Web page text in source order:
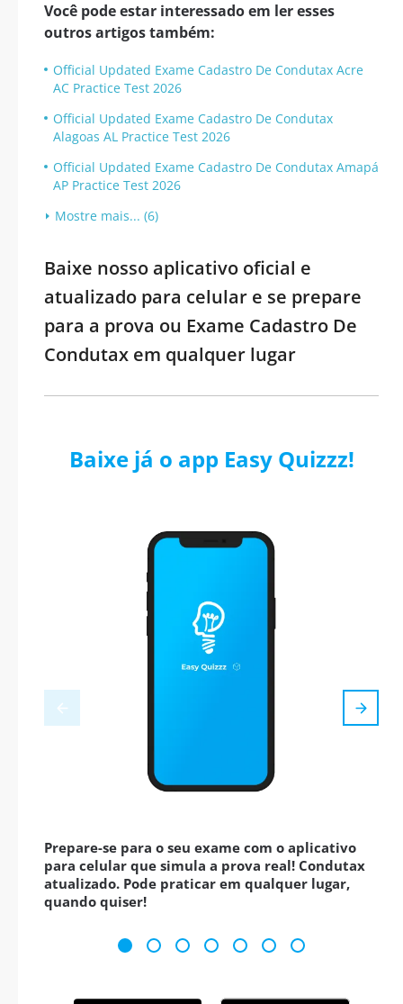
Você pode estar interessado em ler esses
outros artigos também:
Official Updated Exame Cadastro De Condutax Acre
AC Practice Test 2026
Official Updated Exame Cadastro De Condutax
Alagoas AL Practice Test 2026
Official Updated Exame Cadastro De Condutax Amapá
AP Practice Test 2026
Mostre mais... (6)
Baixe nosso aplicativo oficial e
atualizado para celular e se prepare
para a prova ou Exame Cadastro De
Condutax em qualquer lugar
Baixe já o app Easy Quizzz!
Prepare-se para o seu exame com o aplicativo
para celular que simula a prova real! Condutax
atualizado. Pode praticar em qualquer lugar,
quando quiser!